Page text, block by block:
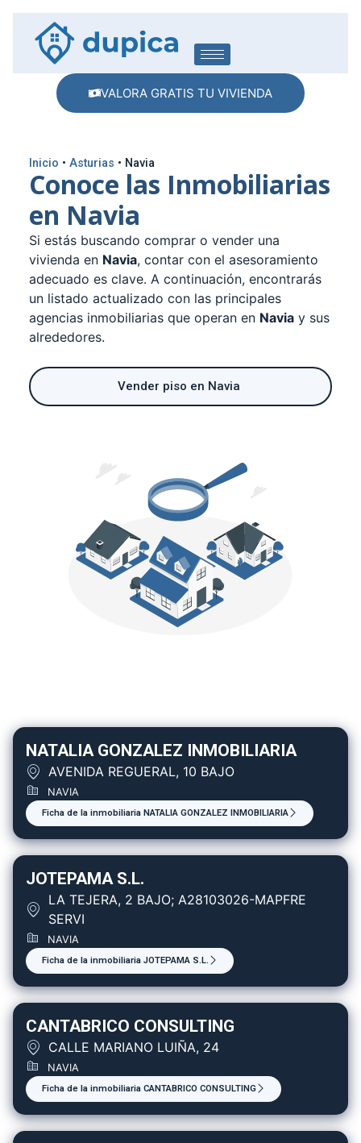
VALORA GRATIS TU VIVIENDA
Inicio • Asturias • Navia
Conoce las Inmobiliarias
en Navia
Si estás buscando comprar o vender una
vivienda en Navia, contar con el asesoramiento
adecuado es clave. A continuación, encontrarás
un listado actualizado con las principales
agencias inmobiliarias que operan en Navia y sus
alrededores.
Vender piso en Navia
NATALIA GONZALEZ INMOBILIARIA
AVENIDA REGUERAL, 10 BAJO
NAVIA
Ficha de la inmobiliaria NATALIA GONZALEZ INMOBILIARIA
JOTEPAMA S.L.
LA TEJERA, 2 BAJO; A28103026-MAPFRE
SERVI
NAVIA
Ficha de la inmobiliaria JOTEPAMA S.L.
CANTABRICO CONSULTING
CALLE MARIANO LUIÑA, 24
NAVIA
Ficha de la inmobiliaria CANTABRICO CONSULTING